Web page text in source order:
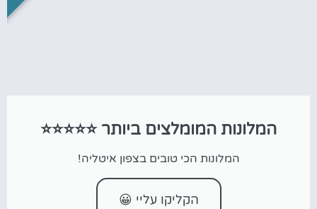
המלונות המומלצים ביותר ⭐⭐⭐⭐⭐
המלונות הכי טובים בצפון איטליה!
הקליקו עליי 😀